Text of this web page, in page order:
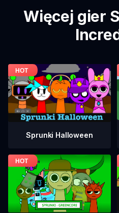
Więcej gier
Sprunki Halloween